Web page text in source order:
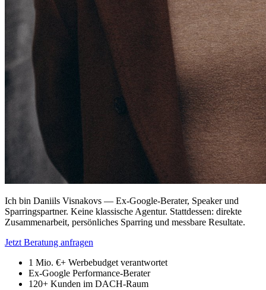
Ich bin Daniils Visnakovs — Ex-Google-Berater, Speaker und
Sparringspartner. Keine klassische Agentur. Stattdessen: direkte
Zusammenarbeit, persönliches Sparring und messbare Resultate.
Jetzt Beratung anfragen
1 Mio. €+ Werbebudget verantwortet
Ex-Google Performance-Berater
120+ Kunden im DACH-Raum